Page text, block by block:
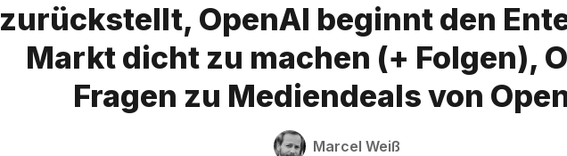
zurückstellt, OpenAI beginnt den
Markt dicht zu machen (+ Folgen),
Fragen zu Mediendeals von
Marcel Weiß